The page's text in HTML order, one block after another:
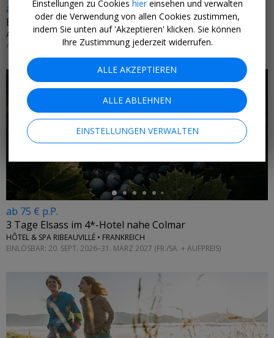
ab 240 € p.P.
Blumendorf Reith: 5 Tage in den Tiroler Bergen
ALPBACHTAL • ÖSTERREICH
AB SOFORT
ab 75 € p.P.
3 Tage Elsass im 4*-Hotel nahe Colmar
HÔTEL & SPA RIBEAUVILLÉ • FRANKREICH
EINLÖSBAR: 20. SEPT. 2026–31. MÄRZ 2027 (FR./SA. + AUFPREIS)
Einstellungen zu Cookies hiereinsehen und verwalten
oder die Verwendung von allen Cookies zustimmen,
indem Sie unten auf 'Akzeptieren' klicken. Sie können
Ihre Zustimmung jederzeit widerrufen.
ALLE AKZEPTIEREN
ALLE ABLEHNEN
EINSTELLUNGEN VERWALTEN